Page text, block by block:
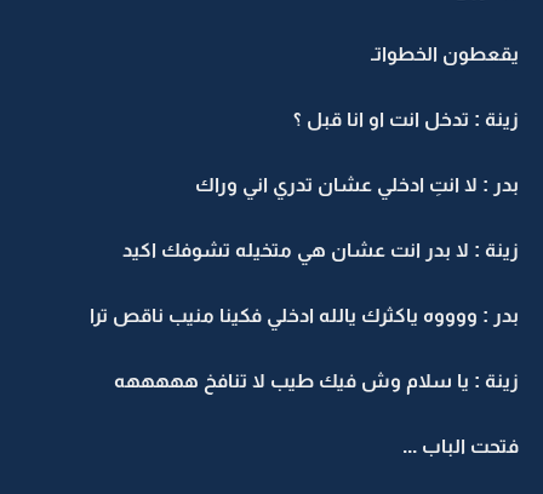
يقعطون الخطواتـ
زينة : تدخل انت او انا قبل ؟
بدر : لا انتِ ادخلي عشان تدري اني وراك
زينة : لا بدر انت عشان هي متخيله تشوفك اكيد
بدر : ووووه ياكثرك يالله ادخلي فكينا منيب ناقص ترا
زينة : يا سلام وش فيك طيب لا تنافخ هههههه
فتحت الباب ...